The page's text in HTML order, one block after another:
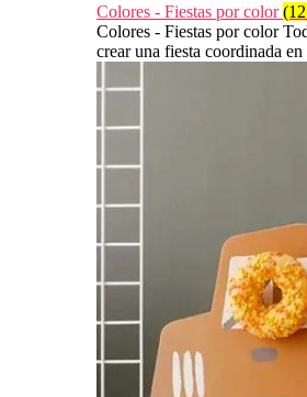
Colores - Fiestas por color
Colores - Fiestas por color
crear una fiesta coordinada